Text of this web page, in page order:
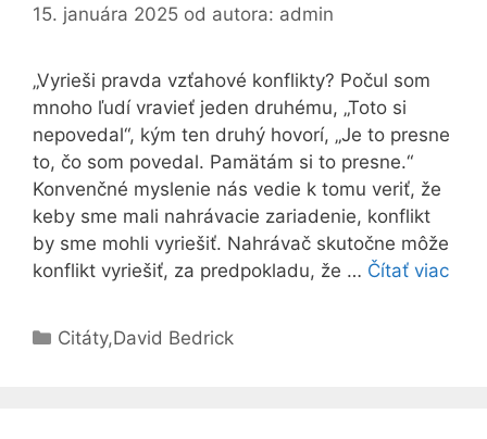
15. januára 2025 od autora: admin
„Vyrieši pravda vzťahové konflikty? Počul som
mnoho ľudí vravieť jeden druhému, „Toto si
nepovedal“, kým ten druhý hovorí, „Je to presne
to, čo som povedal. Pamätám si to presne.“
Konvenčné myslenie nás vedie k tomu veriť, že
keby sme mali nahrávacie zariadenie, konflikt
by sme mohli vyriešiť. Nahrávač skutočne môže
konflikt vyriešiť, za predpokladu, že … Čítať viac
Kategórie
Citáty,David Bedrick